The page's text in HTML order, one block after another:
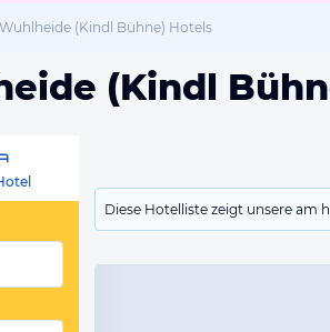
Wuhlheide (Kindl Bühne) Hotels
(Kindl
Diese Hotelliste zeigt unsere